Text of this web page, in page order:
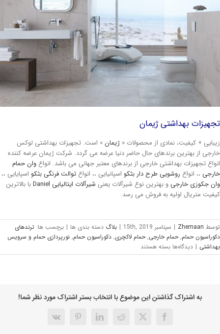
بهداشتی ژیمان
+ کیفیت، نمادی از محصولات «ژیمان» است. تجهیزات بهداشتی لوکس
از بهترین برندهای حال حاضر دنیا عرضه می گردد. شرکت ژیمان عرضه کننده
تجهیزات بهداشتی خارجی از برندهای معتبر جهانی می باشد. انواعوان حمام
،، انواعروشویی طرح دار بثکواسپانیایی ،، انواعتوالت فرنگی بثکواسپایایی ،،
جکوزی خارجیو بهترین نوع شیرآلات یعنیشیرآلات ایتالیایی Daniel
با بالاترین
متریال اولیه به فروش می رسد.
Zhemaan
| سپتامبر 15th, 2019 | بلاگدسته بندی ها | برچسب ها:ترندهای
حمام,حمام خارجی,حمام لاکچری,دکوراسیون حمام,نورپردازی حمام و سرویس
| دیدگاه‌هابسته هستند
به اشتراک گذاشتن این موضوع با انتخاب بستر اشتراک مورد نظر شما!